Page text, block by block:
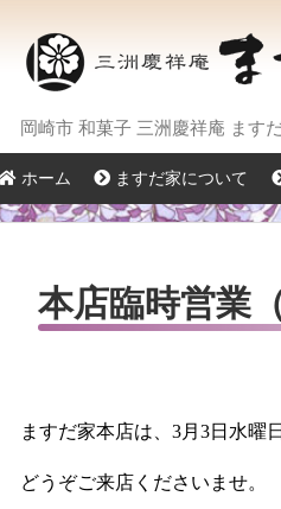
岡崎市 和菓子 三洲慶祥庵 ます
ホーム ますだ家について
本店臨時営業
ますだ家本店は、3月3日水曜
どうぞご来店くださいませ。